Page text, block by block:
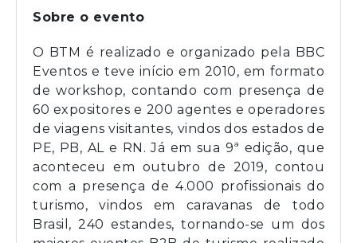
Sobre o evento
O BTM é realizado e organizado pela BBC
Eventos e teve início em 2010, em formato
de workshop, contando com presença de
60 expositores e 200 agentes e operadores
de viagens visitantes, vindos dos estados de
PE, PB, AL e RN. Já em sua 9ª edição, que
aconteceu em outubro de 2019, contou
com a presença de 4.000 profissionais do
turismo, vindos em caravanas de todo
Brasil, 240 estandes, tornando-se um dos